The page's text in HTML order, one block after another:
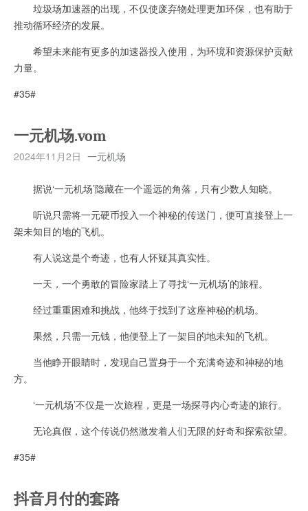
垃圾场加速器的出现，不仅使废弃物处理更加环保，也有助于
推动循环经济的发展。
希望未来能有更多的加速器投入使用，为环境和资源保护贡献
力量。
#35#
一元机场.vom
2024年11月2日 一元机场
据说‘一元机场’隐藏在一个遥远的角落，只有少数人知晓。
听说只需将一元硬币投入一个神秘的传送门，便可直接登上一
架未知目的地的飞机。
有人说这是个奇迹，也有人怀疑其真实性。
一天，一个勇敢的冒险家踏上了寻找‘一元机场’的旅程。
经过重重困难和挑战，他终于找到了这座神秘的机场。
果然，只需一元钱，他便登上了一架目的地未知的飞机。
当他睁开眼睛时，发现自己置身于一个充满奇迹和神秘的地
方。
‘一元机场’不仅是一次旅程，更是一场探寻内心奇迹的旅行。
无论真假，这个传说仍然激发着人们无限的好奇和探索欲望。
#35#
抖音月付的套路